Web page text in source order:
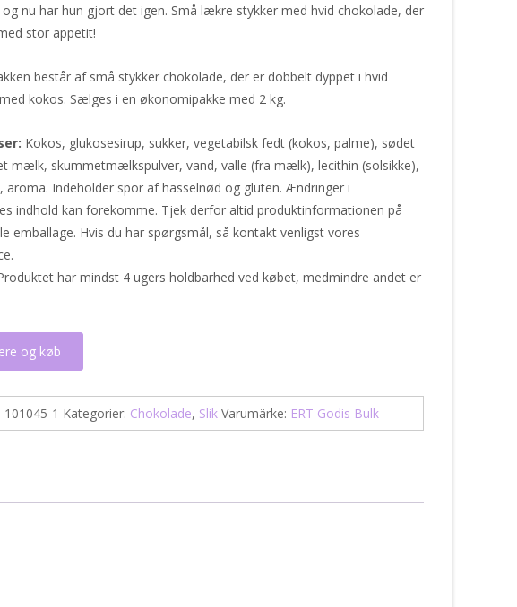
nu har hun gjort det igen. Små lækre stykker med hvid chokolade, der
stor appetit!
består af små stykker chokolade, der er dobbelt dyppet i hvid
kokos. Sælges i en økonomipakke med 2 kg.
Kokos, glukosesirup, sukker, vegetabilsk fedt (kokos, palme), sødet
mælk, skummetmælkspulver, vand, valle (fra mælk), lecithin (solsikke),
aroma. Indeholder spor af hasselnød og gluten. Ændringer i
indhold kan forekomme. Tjek derfor altid produktinformationen på
emballage. Hvis du har spørgsmål, så kontakt venligst vores
har mindst 4 ugers holdbarhed ved købet, medmindre andet er
og køb
101045-1 Kategorier: Chokolade, Slik Varumärke: ERT Godis Bulk